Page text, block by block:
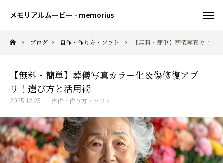
メモリアルムービー - memorius
ブログ 自作・作り方・ソフト 【無料・簡単】葬儀写真カラー化＆傷修復アプリ！選び方と活用術
【無料・簡単】葬儀写真カラー化＆傷修復アプ
リ！選び方と活用術
2025.12.25 自作・作り方・ソフト